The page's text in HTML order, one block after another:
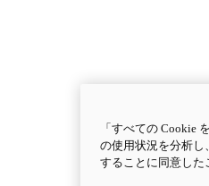
「すべての Cookie
の使用状況を分析し
することに同意し